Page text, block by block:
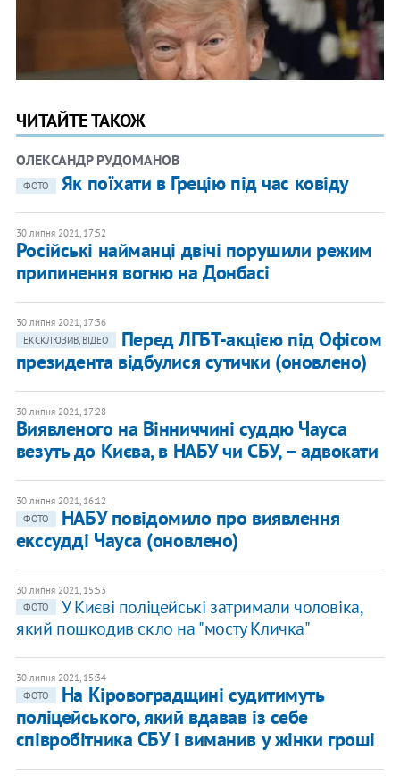
ЧИТАЙТЕ ТАКОЖ
ОЛЕКСАНДР РУДОМАНОВ
ФОТО Як поїхати в Грецію під час ковіду
30 липня 2021, 17:52
Російські найманці двічі порушили режим
припинення вогню на Донбасі
30 липня 2021, 17:36
ЕКСКЛЮЗИВ, ВІДЕО
Перед ЛГБТ-акцією під Офісом
президента відбулися сутички (оновлено)
30 липня 2021, 17:28
Виявленого на Вінниччині суддю Чауса
везуть до Києва, в НАБУ чи СБУ, – адвокати
30 липня 2021, 16:12
ФОТО
НАБУ повідомило про виявлення
екссудді Чауса (оновлено)
30 липня 2021, 15:53
ФОТО
У Києві поліцейські затримали чоловіка,
який пошкодив скло на "мосту Кличка"
30 липня 2021, 15:34
ФОТО
​На Кіровоградщині судитимуть
поліцейського, який вдавав із себе
співробітника СБУ і виманив у жінки гроші